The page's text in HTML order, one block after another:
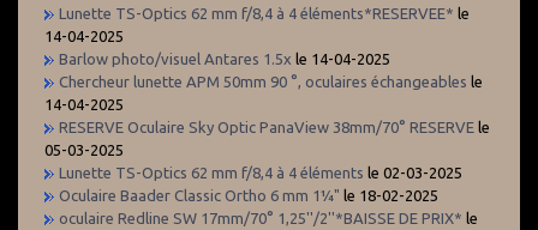
Lunette TS-Optics 62 mm f/8,4 à 4 éléments*RESERVEE* le
14-04-2025
Barlow photo/visuel Antares 1.5x le 14-04-2025
Chercheur lunette APM 50mm 90 °, oculaires échangeables le
14-04-2025
RESERVE Oculaire Sky Optic PanaView 38mm/70° RESERVE le
05-03-2025
Lunette TS-Optics 62 mm f/8,4 à 4 éléments le 02-03-2025
Oculaire Baader Classic Ortho 6 mm 1¼" le 18-02-2025
oculaire Redline SW 17mm/70° 1,25''/2''*BAISSE DE PRIX* le